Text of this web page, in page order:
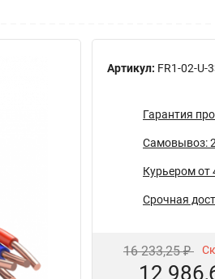
Артикул: FR1-02-U-
Гарантия
Самовывоз:
Курьером от
Срочная
16 233,25 ₽
12